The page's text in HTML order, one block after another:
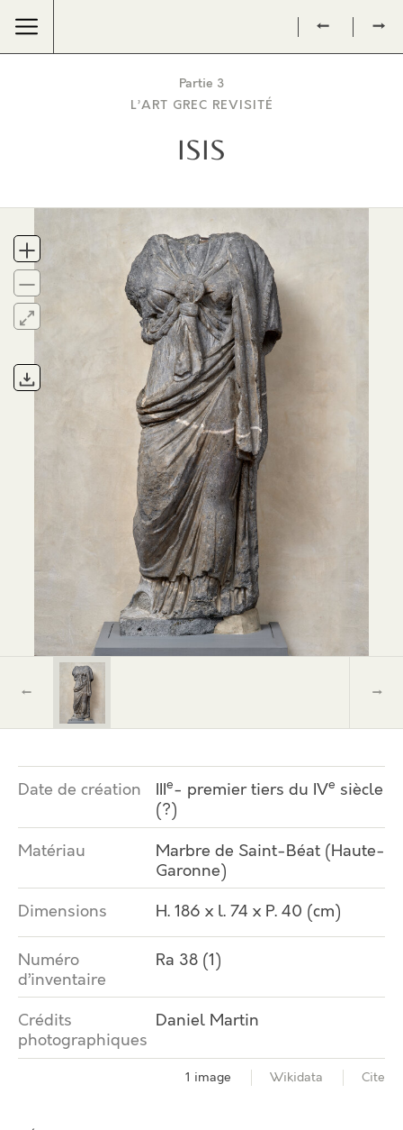
← →
Partie 3
L’ART GREC REVISITÉ
ISIS
← →
Date de création IIIe- premier tiers du IVe siècle
(?)
Matériau
Marbre de Saint-Béat (Haute-
Garonne)
Dimensions H. 186 x l. 74 x P. 40 (cm)
Numéro
d’inventaire
Ra 38 (1)
Crédits
photographiques
Daniel Martin
1 image Wikidata Cite